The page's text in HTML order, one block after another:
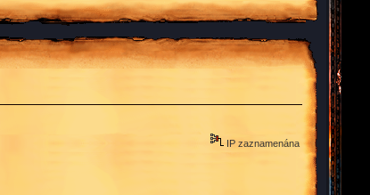
IP zaznamenána